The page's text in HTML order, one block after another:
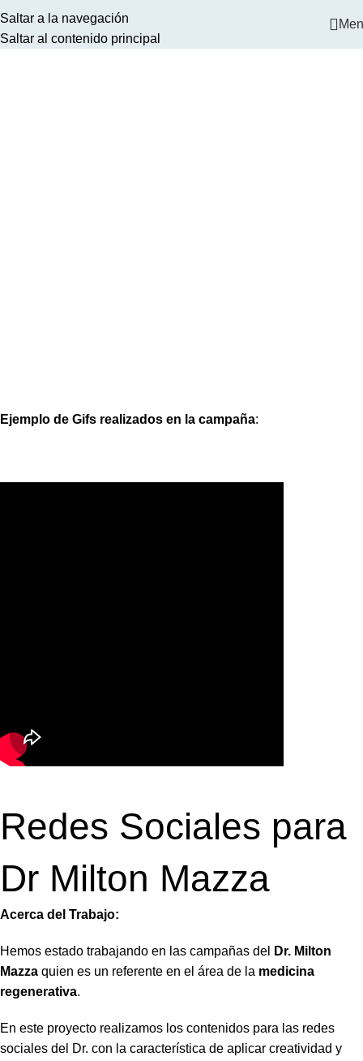
Saltar a la navegación
Saltar al contenido principal
Ejemplo de Gifs realizados en la campaña:
Redes Sociales para
Dr Milton Mazza
Acerca del Trabajo:
Hemos estado trabajando en las campañas del
Dr. Milton
Mazza quien es un referente en el área de la medicina
regenerativa.
En este proyecto realizamos los contenidos para las redes
sociales del Dr. con la característica de aplicar creatividad y